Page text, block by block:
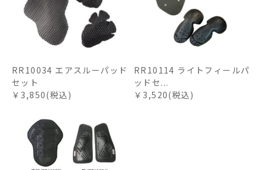
RR10034 エアスルーパッド
セット
￥3,850(税込)
RR10114 ライトフィールパ
ッドセ...
￥3,520(税込)